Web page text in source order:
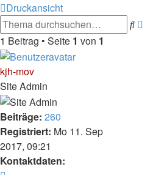
Druckansicht
Suche
1 Beitrag • Seite 1 von 1
kjh-mov
Site Admin
Beiträge: 260
Registriert: Mo 11. Sep
2017, 09:21
Kontaktdaten: